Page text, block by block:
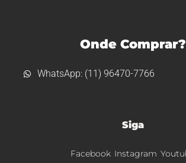
Onde Comprar?
WhatsApp: (11) 96470-7766
Siga
Facebook Instagram